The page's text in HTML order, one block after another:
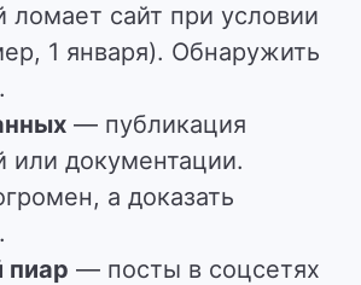
ломает сайт при условии
1 января). Обнаружить
— публикация
или документации.
а доказать
пиар — посты в соцсетях